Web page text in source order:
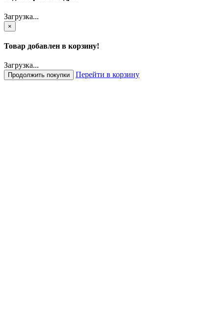
Загрузка...
×
Товар добавлен в корзину!
Загрузка...
Продолжить покупки Перейти в корзину